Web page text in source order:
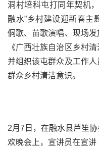
洞村培科屯打同年契机
融水”乡村建设迎新春主
侗歌、苗歌演唱、现场
《广西壮族自治区乡村
并组织该屯群众及工作
群众乡村清洁意识。
2月7日，在融水县芦笙
欢晚会上，宣讲员在宣讲